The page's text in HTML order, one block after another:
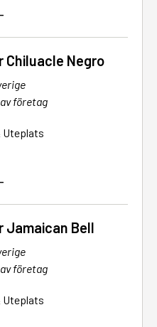
Chiluacle Negro
företag
Uteplats
Jamaican Bell
företag
Uteplats